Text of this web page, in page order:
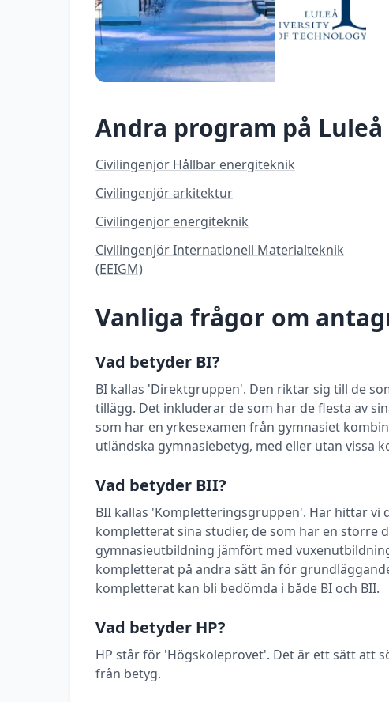
Andra program på
Civilingenjör Hållbar energiteknik
Civilingenjör arkitektur
Civilingenjör energiteknik
Civilingenjör Internationell Materialteknik
(EEIGM)
Vanliga frågor om
Vad betyder BI?
BI kallas 'Direktgruppen'. Den riktar sig till de
tillägg. Det inkluderar de som har de flesta av
som har en yrkesexamen från gymnasiet
utländska gymnasiebetyg, med eller utan vissa
Vad betyder BII?
BII kallas 'Kompletteringsgruppen'. Här hittar vi
kompletterat sina studier, de som har en större
gymnasieutbildning jämfört med
kompletterat på andra sätt än för
kompletterat kan bli bedömda i både BI och BII.
Vad betyder HP?
HP står för 'Högskoleprovet'. Det är ett sätt att
från betyg.